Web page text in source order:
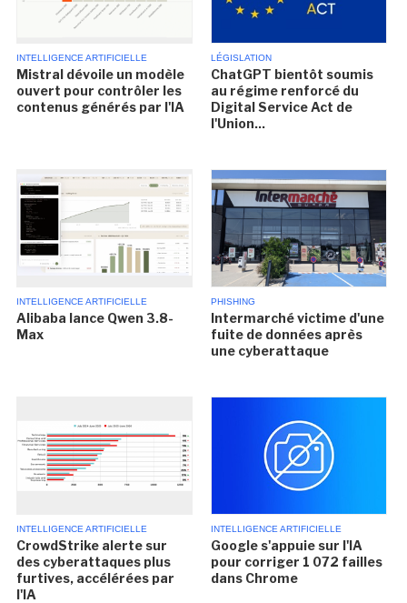
INTELLIGENCE ARTIFICIELLE
Mistral dévoile un modèle
ouvert pour contrôler les
contenus générés par l'IA
LÉGISLATION
ChatGPT bientôt soumis
au régime renforcé du
Digital Service Act de
l'Union...
INTELLIGENCE ARTIFICIELLE
Alibaba lance Qwen 3.8-
Max
PHISHING
Intermarché victime d'une
fuite de données après
une cyberattaque
INTELLIGENCE ARTIFICIELLE
CrowdStrike alerte sur
des cyberattaques plus
furtives, accélérées par
l'IA
INTELLIGENCE ARTIFICIELLE
Google s'appuie sur l'IA
pour corriger 1 072 failles
dans Chrome